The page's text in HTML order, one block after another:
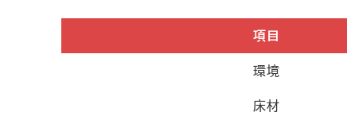
項目
環境
床材